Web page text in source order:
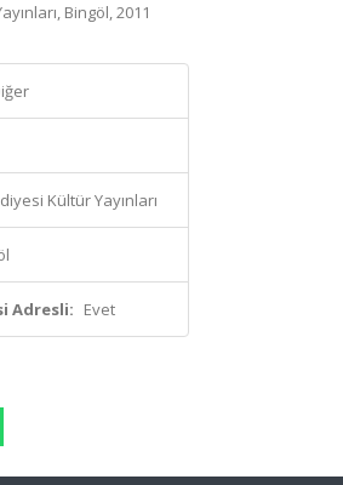
Bingöl, 2011
Kültür Yayınları
Adresli: Evet